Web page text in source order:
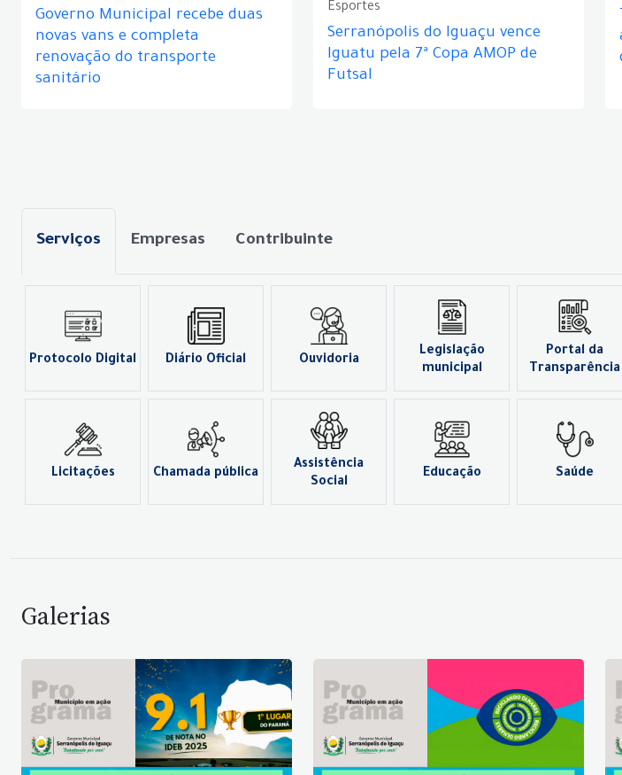
Governo Municipal recebe duas
novas vans e completa
renovação do transporte
sanitário
Esportes
Serranópolis do Iguaçu vence
Iguatu pela 7ª Copa AMOP de
Futsal
Serviços Empresas Contribuinte
Protocolo Digital Diário Oficial Ouvidoria
Legislação
municipal
Portal da
Transparência
Licitações Chamada pública
Assistência
Social
Educação Saúde
Galerias